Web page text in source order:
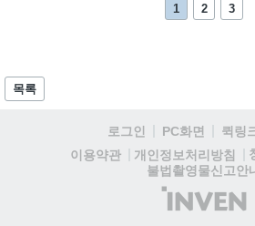
1 2 3
목록
로그인 PC화면 퀵링
이용약관
개인정보처리방침
불법촬영물신고안
(주)
인